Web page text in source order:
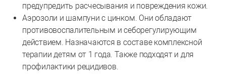
предупредить расчесывания и повреждения кожи.
Аэрозоли и шампуни с цинком. Они обладают
противовоспалительным и себорегулирующим
действием. Назначаются в составе комплексной
терапии детям от 1 года. Также подходят и для
профилактики рецидивов.